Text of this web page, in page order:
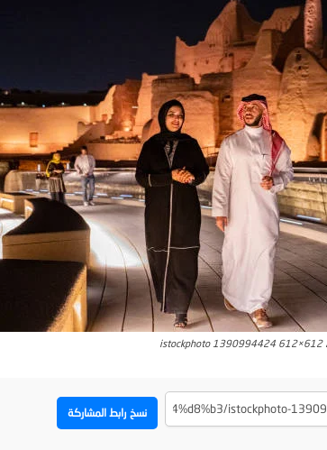
istockphoto 1390994424 612×612
نسخ رابط المشاركة